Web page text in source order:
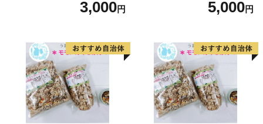
3,000円 5,000円